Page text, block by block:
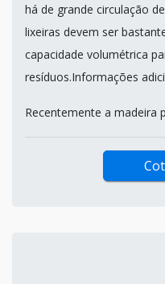
há de grande circulação
lixeiras devem ser
capacidade volumétrica
resíduos.Informações
Recentemente a madeira